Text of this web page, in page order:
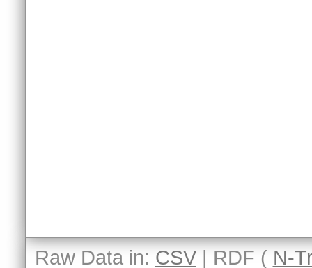
Raw Data in: CSV| RDF ( N-